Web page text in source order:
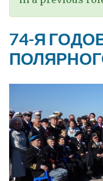
74-Я